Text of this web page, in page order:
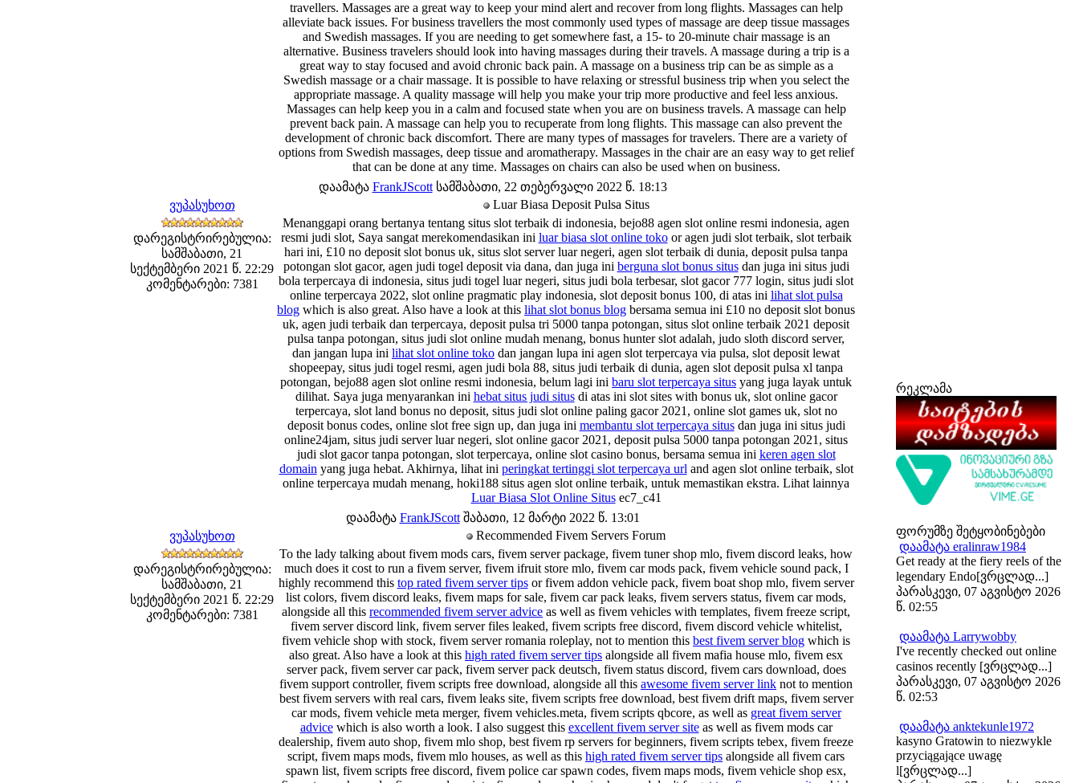
travellers. Massages are a great way to keep your mind alert and recover from long flights. Massages can help
alleviate back issues. For business travellers the most commonly used types of massage are deep tissue massages
and Swedish massages. If you are needing to get somewhere fast, a 15- to 20-minute chair massage is an
alternative. Business travelers should look into having massages during their travels. A massage during a trip is a
great way to stay focused and avoid chronic back pain. A massage on a business trip can be as simple as a
Swedish massage or a chair massage. It is possible to have relaxing or stressful business trip when you select the
appropriate massage. A quality massage will help you make your trip more productive and feel less anxious.
Massages can help keep you in a calm and focused state when you are on business travels. A massage can help
prevent back pain. A massage can help you to recuperate from long flights. This massage can also prevent the
development of chronic back discomfort. There are many types of massages for travelers. There are a variety of
options from Swedish massages, deep tissue and aromatherapy. Massages in the chair are an easy way to get relief
that can be done at any time. Massages on chairs can also be used when on business.
დაამატა FrankJScottსამშაბათი, 22 თებერვალი 2022 წ. 18:13
ვუპასუხოთ
Luar Biasa Deposit Pulsa Situs
დარეგისტრირებულია:
სამშაბათი, 21
სექტემბერი 2021 წ. 22:29
კომენტარები: 7381
Menanggapi orang bertanya tentang situs slot terbaik di indonesia, bejo88 agen slot online resmi indonesia, agen
resmi judi slot, Saya sangat merekomendasikan ini luar biasa slot online tokoor agen judi slot terbaik, slot terbaik
hari ini, £10 no deposit slot bonus uk, situs slot server luar negeri, agen slot terbaik di dunia, deposit pulsa tanpa
potongan slot gacor, agen judi togel deposit via dana, dan juga ini berguna slot bonus situsdan juga ini situs judi
bola terpercaya di indonesia, situs judi togel luar negeri, situs judi bola terbesar, slot gacor 777 login, situs judi slot
online terpercaya 2022, slot online pragmatic play indonesia, slot deposit bonus 100, di atas ini lihat slot pulsa
blog which is also great. Also have a look at this lihat slot bonus blog bersama semua ini £10 no deposit slot bonus
uk, agen judi terbaik dan terpercaya, deposit pulsa tri 5000 tanpa potongan, situs slot online terbaik 2021 deposit
pulsa tanpa potongan, situs judi slot online mudah menang, bonus hunter slot adalah, judo sloth discord server,
dan jangan lupa ini lihat slot online toko dan jangan lupa ini agen slot terpercaya via pulsa, slot deposit lewat
shopeepay, situs judi togel resmi, agen judi bola 88, situs judi terbaik di dunia, agen slot deposit pulsa xl tanpa
potongan, bejo88 agen slot online resmi indonesia, belum lagi ini baru slot terpercaya situs yang juga layak untuk
dilihat. Saya juga menyarankan ini hebat situs judi situsdi atas ini slot sites with bonus uk, slot online gacor
terpercaya, slot land bonus no deposit, situs judi slot online paling gacor 2021, online slot games uk, slot no
deposit bonus codes, online slot free sign up, dan juga ini membantu slot terpercaya situsdan juga ini situs judi
online24jam, situs judi server luar negeri, slot online gacor 2021, deposit pulsa 5000 tanpa potongan 2021, situs
judi slot gacor tanpa potongan, slot terpercaya, online slot casino bonus, bersama semua ini keren agen slot
domain yang juga hebat. Akhirnya, lihat ini peringkat tertinggi slot terpercaya url and agen slot online terbaik, slot
online terpercaya mudah menang, hoki188 situs agen slot online terbaik, untuk memastikan ekstra. Lihat lainnya
Luar Biasa Slot Online Situsec7_c41
დაამატა FrankJScottშაბათი, 12 მარტი 2022 წ. 13:01
ვუპასუხოთ
Recommended Fivem Servers Forum
დარეგისტრირებულია:
სამშაბათი, 21
სექტემბერი 2021 წ. 22:29
კომენტარები: 7381
To the lady talking about fivem mods cars, fivem server package, fivem tuner shop mlo, fivem discord leaks, how
much does it cost to run a fivem server, fivem ifruit store mlo, fivem car mods pack, fivem vehicle sound pack, I
highly recommend this top rated fivem server tipsor fivem addon vehicle pack, fivem boat shop mlo, fivem server
list colors, fivem discord leaks, fivem maps for sale, fivem car pack leaks, fivem servers status, fivem car mods,
alongside all this recommended fivem server advice as well as fivem vehicles with templates, fivem freeze script,
fivem server discord link, fivem server files leaked, fivem scripts free discord, fivem discord vehicle whitelist,
fivem vehicle shop with stock, fivem server romania roleplay, not to mention this best fivem server blog which is
also great. Also have a look at this high rated fivem server tips alongside all fivem mafia house mlo, fivem esx
server pack, fivem server car pack, fivem server pack deutsch, fivem status discord, fivem cars download, does
fivem support controller, fivem scripts free download, alongside all this awesome fivem server link not to mention
best fivem servers with real cars, fivem leaks site, fivem scripts free download, best fivem drift maps, fivem server
car mods, fivem vehicle meta merger, fivem vehicles.meta, fivem scripts qbcore, as well as great fivem server
advicewhich is also worth a look. I also suggest this excellent fivem server siteas well as fivem mods car
dealership, fivem auto shop, fivem mlo shop, best fivem rp servers for beginners, fivem scripts tebex, fivem freeze
script, fivem maps mods, fivem mlo houses, as well as this high rated fivem server tips alongside all fivem cars
spawn list, fivem scripts free discord, fivem police car spawn codes, fivem maps mods, fivem vehicle shop esx,
რეკლამა
ფორუმზე შეტყობინებები
დაამატა eralinraw1984
Get ready at the fiery reels of the
legendary Endo[ვრცლად...]
პარასკევი, 07 აგვისტო 2026
წ. 02:55
დაამატა Larrywobby
I've recently checked out online
casinos recently [ვრცლად...]
პარასკევი, 07 აგვისტო 2026
წ. 02:53
დაამატა anktekunle1972
kasyno Gratowin to niezwykle
przyciągające uwagę
l[ვრცლად...]